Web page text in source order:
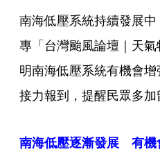
南海低壓系統持續發展
專「台灣颱風論壇｜天
明南海低壓系統有機會
接力報到，提醒民眾多加
南海低壓逐漸發展 有機